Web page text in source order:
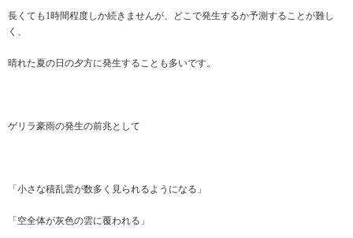
長くても1時間程度しか続きませんが、どこで発生するか予測することが難し
く、
晴れた夏の日の夕方に発生することも多いです。
ゲリラ豪雨の発生の前兆として
「小さな積乱雲が数多く見られるようになる」
「空全体が灰色の雲に覆われる」